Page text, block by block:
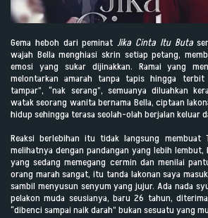
Gema heboh dari peminatJika Cinta Itu Buta
wajah Bella menghiasi skrin setiap petang,
emosi yang sukar dijinakkan. Ramai yang
melontarkan amarah tanpa tapis hingga
tampar”, “nak serang”, semuanya diluahkan
watak seorang wanita bernama Bella, ciptaan
hidup sehingga terasa seolah-olah berjalan keluar
Reaksi berlebihan itu tidak langsung membuat
melihatnya dengan pandangan yang lebih
yang sedang memegang cermin dan menilai
orang marah sangat, itu tanda lakonan saya
sambil menyusun senyum yang jujur. Ada nada
pelakon muda seusianya, baru 26 tahun,
“dibenci sampai naik darah” bukan sesuatu yang